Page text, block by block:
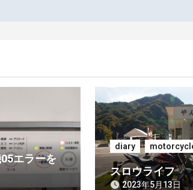
エラーを
diary
スロウライフ
2023年5月13日